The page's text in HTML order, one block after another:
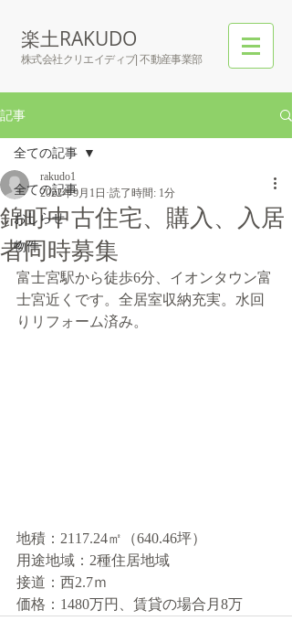
楽土RAKUDO
株式会社クリエイディブ| 不動産事業部
記事
全ての記事
おしらせ
物件
全ての記事
錦町中古住宅、購入、入居
者同時募集
rakudo1
2022年9月1日 読了時間: 1分
富士宮駅から徒歩6分、イオンタウン富
士宮近くです。全居室収納充実。水回
りリフォーム済み。
地積：2117.24㎡（640.46坪）
用途地域：2種住居地域
接道：西2.7ｍ
価格：1480万円、賃貸の場合月8万